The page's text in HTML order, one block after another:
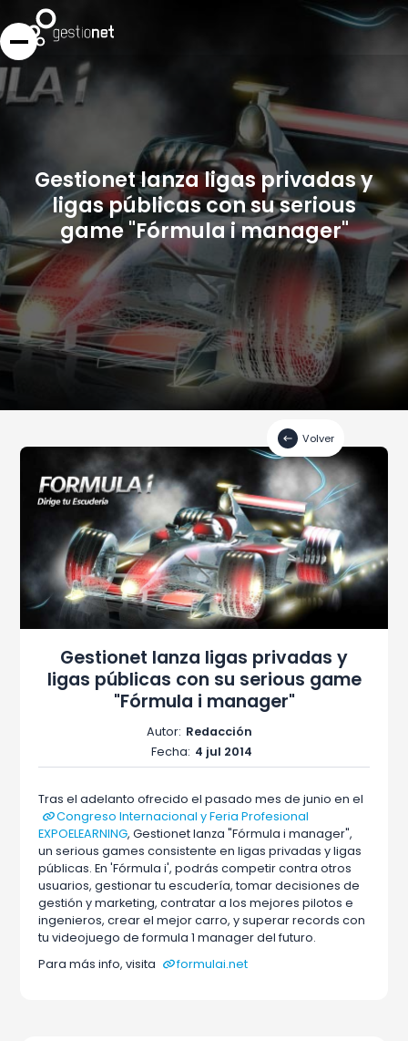
Gestionet lanza ligas privadas y
ligas públicas con su serious
game "Fórmula i manager"
Volver
Gestionet lanza ligas privadas y
ligas públicas con su serious game
"Fórmula i manager"
Autor: Redacción
Fecha: 4 jul 2014
Tras el adelanto ofrecido el pasado mes de junio en el
Congreso Internacional y Feria Profesional
EXPOELEARNING, Gestionet lanza "Fórmula i manager",
un serious games consistente en ligas privadas y ligas
públicas. En 'Fórmula i', podrás competir contra otros
usuarios, gestionar tu escudería, tomar decisiones de
gestión y marketing, contratar a los mejores pilotos e
ingenieros, crear el mejor carro, y superar records con
tu videojuego de formula 1 manager del futuro.
Para más info, visita
formulai.net